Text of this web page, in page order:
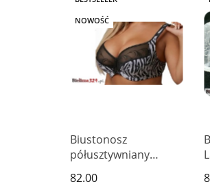
NOWOŚĆ
Biustonosz
półusztywniany
miseczka F
82.00